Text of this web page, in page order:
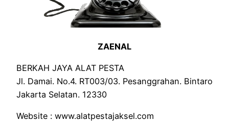
ZAENAL
BERKAH JAYA ALAT PESTA
Jl. Damai. No.4. RT003/03. Pesanggrahan. Bintaro
Jakarta Selatan. 12330
Website : www.alatpestajaksel.com